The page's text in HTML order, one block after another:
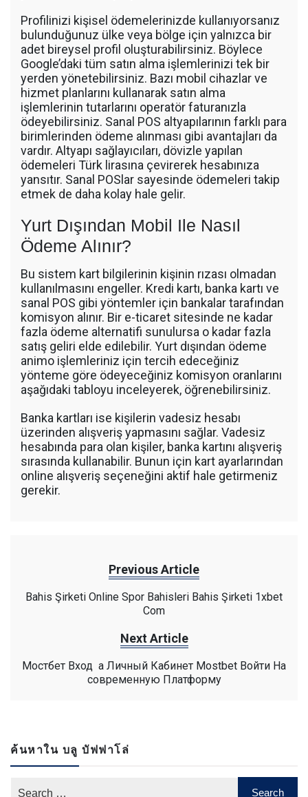
Profilinizi kişisel ödemelerinizde kullanıyorsanız
bulunduğunuz ülke veya bölge için yalnızca bir
adet bireysel profil oluşturabilirsiniz. Böylece
Google’daki tüm satın alma işlemlerinizi tek bir
yerden yönetebilirsiniz. Bazı mobil cihazlar ve
hizmet planlarını kullanarak satın alma
işlemlerinin tutarlarını operatör faturanızla
ödeyebilirsiniz. Sanal POS altyapılarının farklı para
birimlerinden ödeme alınması gibi avantajları da
vardır. Altyapı sağlayıcıları, dövizle yapılan
ödemeleri Türk lirasına çevirerek hesabınıza
yansıtır. Sanal POSlar sayesinde ödemeleri takip
etmek de daha kolay hale gelir.
Yurt Dışından Mobil Ile Nasıl
Ödeme Alınır?
Bu sistem kart bilgilerinin kişinin rızası olmadan
kullanılmasını engeller. Kredi kartı, banka kartı ve
sanal POS gibi yöntemler için bankalar tarafından
komisyon alınır. Bir e-ticaret sitesinde ne kadar
fazla ödeme alternatifi sunulursa o kadar fazla
satış geliri elde edilebilir. Yurt dışından ödeme
animo işlemleriniz için tercih edeceğiniz
yönteme göre ödeyeceğiniz komisyon oranlarını
aşağıdaki tabloyu inceleyerek, öğrenebilirsiniz.
Banka kartları ise kişilerin vadesiz hesabı
üzerinden alışveriş yapmasını sağlar. Vadesiz
hesabında para olan kişiler, banka kartını alışveriş
sırasında kullanabilir. Bunun için kart ayarlarından
online alışveriş seçeneğini aktif hale getirmeniz
gerekir.
Previous Article
Bahis Şirketi Online Spor Bahisleri Bahis Şirketi 1xbet
Com
Next Article
Мостбет Вход ️ а Личный Кабинет Mostbet Войти На
современную Платформу
ค้นหาใน บลู บัฟฟาโล่